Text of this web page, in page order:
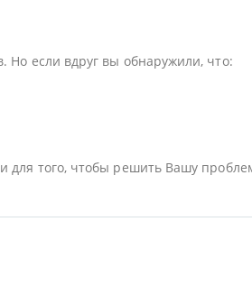
Но если вдруг вы обнаружили, что:
для того, чтобы решить Вашу